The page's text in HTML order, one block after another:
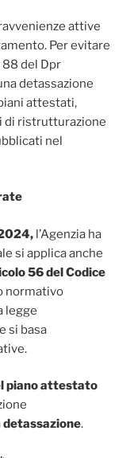
attive
Per evitare
88 del Dpr
detassazione
attestati,
di ristrutturazione
nel
l’Agenzia ha
si applica anche
56 del Codice
normativo
legge
si basa
piano attestato
detassazione.